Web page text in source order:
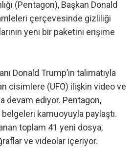
(Pentagon), Başkan Donald
çerçevesinde gizliliği
yeni bir paketini erişime
Donald Trump’ın talimatıyla
cisimlere (UFO) ilişkin video ve
devam ediyor. Pentagon,
belgeleri kamuoyuyla paylaştı.
toplam 41 yeni dosya,
ve videolar içeriyor.